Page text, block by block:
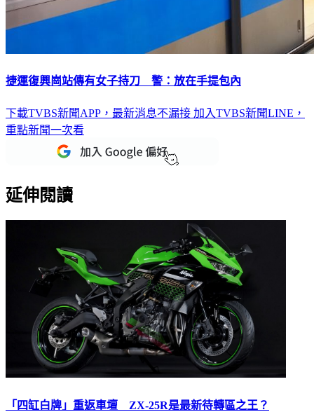
捷運復興崗站傳有女子持刀 警：放在手提包內
下載TVBS新聞APP，最新消息不漏接 加入TVBS新聞LINE，
重點新聞一次看
延伸閱讀
「四缸白牌」重返車壇 ZX-25R是最新待轉區之王？